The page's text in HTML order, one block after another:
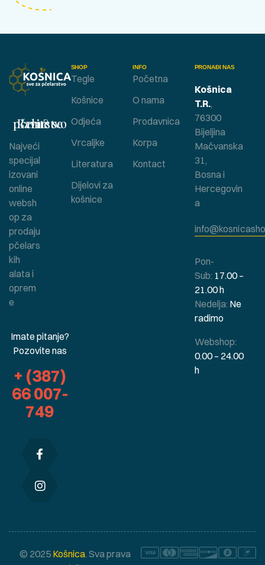
SHOP
Tegle
Košnice
Odjeća
Vrcaljke
Literatura
Dijelovi za
košnice
INFO
Početna
O nama
Prodavnica
Korpa
Kontact
Bavite se pčelarstvom ?
Najveći
specijal
izovani
online
websh
op za
prodaju
pčelars
kih
alata i
oprem
e
Imate pitanje?
Pozovite nas
+ (387)
66 007-
749
PRONAĐI NAS
Košnica
T.R.,
76300
Bijeljina
Mačvanska
31,
Bosna i
Hercegovin
a
Pon-
Sub: 17.00 –
21.00 h
Nedelja: Ne
radimo
Webshop:
0.00 – 24.00
h
© 2025Košnica. Sva prava